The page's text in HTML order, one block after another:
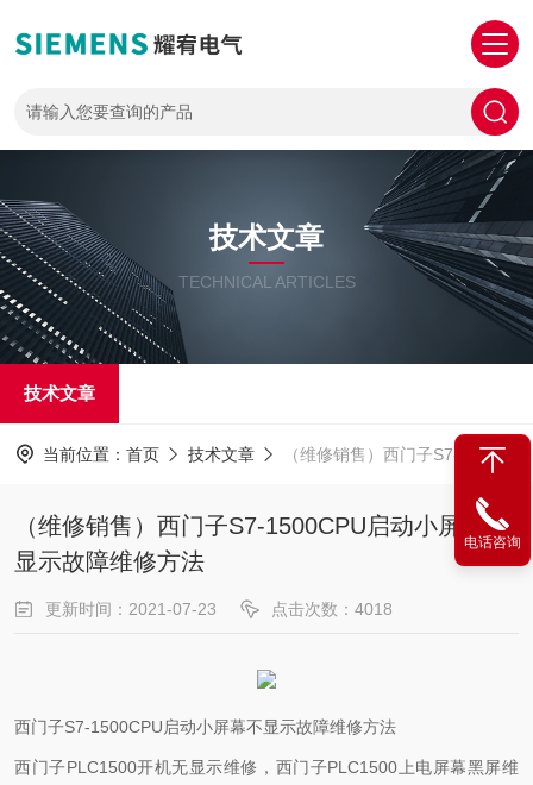
技术文章
TECHNICAL ARTICLES
技术文章
当前位置： 首页 技术文章 （维修销售）西门子S7-1500CPU启动小屏幕不显示故障维修方法
（维修销售）西门子S7-1500CPU启动小屏幕不
显示故障维修方法
更新时间：2021-07-23 点击次数：4018
西门子S7-1500CPU启动小屏幕不显示故障维修方法
西门子PLC1500开机无显示维修，西门子PLC1500上电屏幕黑屏维
电话咨询